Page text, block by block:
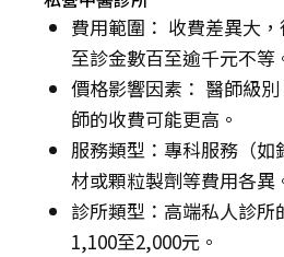
費用範圍： 收費差異大
至診金數百至逾千元不等
價格影響因素： 醫師級
師的收費可能更高。
服務類型：專科服務（如
材或顆粒製劑等費用各異
診所類型：高端私人診
1,100至2,000元。